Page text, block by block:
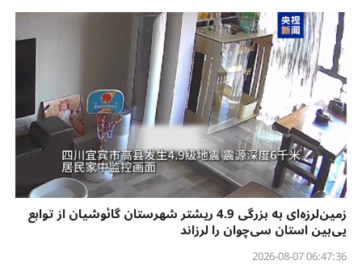
زمین‌لرزه‌ای به بزرگی 4.9 ریشتر شهرستان گائوشیان از توابع
یی‌بین استان سی‌چوان را لرزاند
06:47:36 2026-08-07